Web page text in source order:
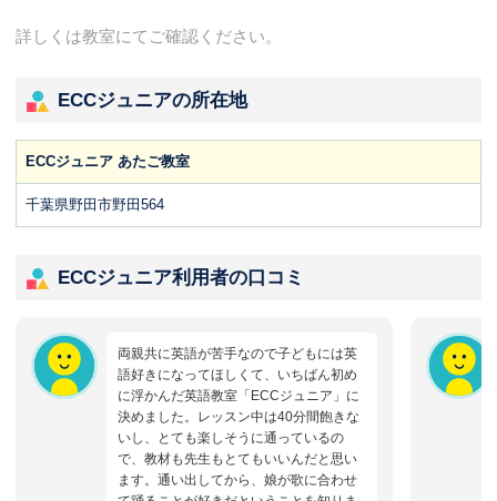
詳しくは教室にてご確認ください。
ECCジュニアの所在地
ECCジュニア あたご教室
千葉県野田市野田564
ECCジュニア利用者の口コミ
両親共に英語が苦手なので子どもには英
語好きになってほしくて、いちばん初め
に浮かんだ英語教室「ECCジュニア」に
決めました。レッスン中は40分間飽きな
いし、とても楽しそうに通っているの
で、教材も先生もとてもいいんだと思い
ます。通い出してから、娘が歌に合わせ